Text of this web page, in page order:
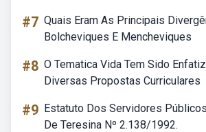
#7 Quais Eram As Principais
Bolcheviques E Mencheviques
#8 O Tematica Vida Tem Sido
Diversas Propostas Curriculares
#9 Estatuto Dos Servidores
De Teresina Nº 2.138/1992.